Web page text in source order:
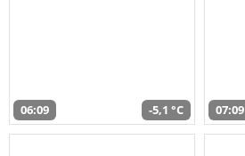
06:09 -5,1 °C 07:09